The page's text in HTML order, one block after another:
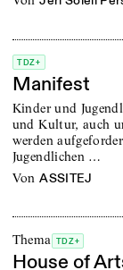
TDZ+
Manifest
Kinder und
und Kultur, auch
werden
Jugendlichen …
von ASSITEJ
Thema TDZ+
House of